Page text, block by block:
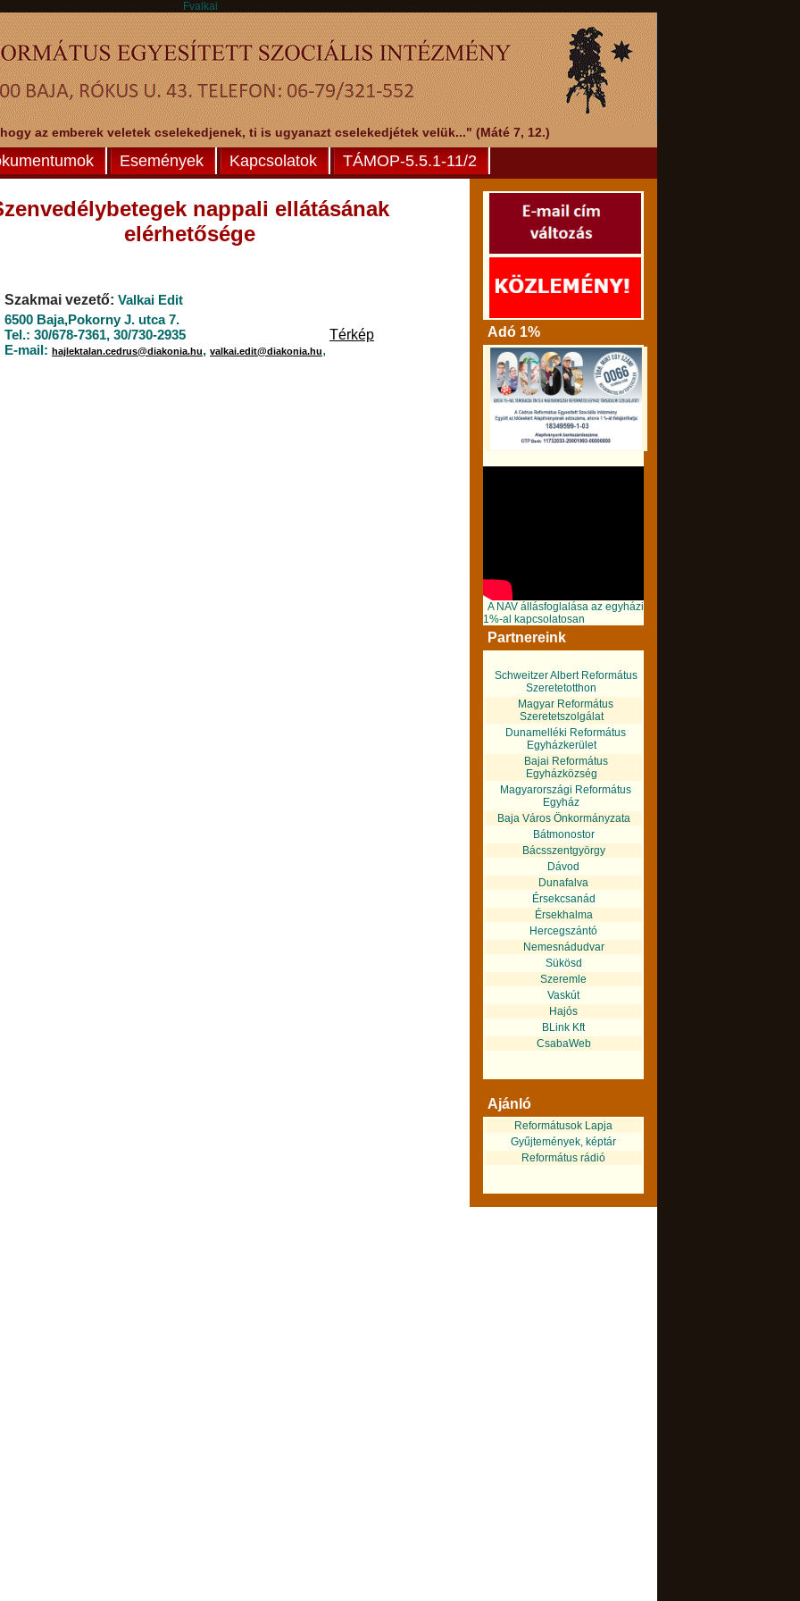
Fvalkai
az emberek veletek cselekedjenek, ti is ugyanazt cselekedjétek velük..." (Máté 7, 12.)
Események Kapcsolatok TÁMOP-5.5.1-11/2
nappali ellátásának
elérhetősége
Szakmai vezető: Valkai Edit
6500 Baja,Pokorny J. utca 7.
Tel.: 30/678-7361, 30/730-2935
E-mail: hajlektalan.cedrus@diakonia.hu, valkai.edit@diakonia.hu,
Térkép Adó 1%
A NAV állásfoglalása az egyházi
1%-al kapcsolatosan
Partnereink
Schweitzer Albert Református
Szeretetotthon
Magyar Református
Szeretetszolgálat
Dunamelléki Református
Egyházkerület
Bajai Református
Egyházközség
Magyarországi Református
Egyház
Baja Város Önkormányzata
Bátmonostor
Bácsszentgyörgy
Dávod
Dunafalva
Érsekcsanád
Érsekhalma
Hercegszántó
Nemesnádudvar
Sükösd
Szeremle
Vaskút
Hajós
BLink Kft
CsabaWeb
Ajánló
Reformátusok Lapja
Gyűjtemények, képtár
Református rádió